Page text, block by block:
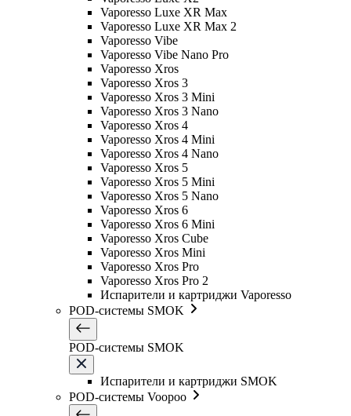
Vaporesso Luxe XR Max
Vaporesso Luxe XR Max 2
Vaporesso Vibe
Vaporesso Vibe Nano Pro
Vaporesso Xros
Vaporesso Xros 3
Vaporesso Xros 3 Mini
Vaporesso Xros 3 Nano
Vaporesso Xros 4
Vaporesso Xros 4 Mini
Vaporesso Xros 4 Nano
Vaporesso Xros 5
Vaporesso Xros 5 Mini
Vaporesso Xros 5 Nano
Vaporesso Xros 6
Vaporesso Xros 6 Mini
Vaporesso Xros Cube
Vaporesso Xros Mini
Vaporesso Xros Pro
Vaporesso Xros Pro 2
Испарители и картриджи Vaporesso
POD-системы SMOK
POD-системы SMOK
Испарители и картриджи SMOK
POD-системы Voopoo